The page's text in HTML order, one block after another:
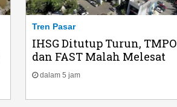
Tren Pasar
IHSG Ditutup Turun, TMPO
dan FAST Malah Melesat
dalam 5 jam